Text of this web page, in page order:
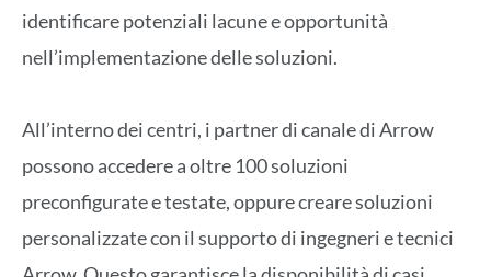
identificare potenziali lacune e opportunità
nell’implementazione delle soluzioni.
All’interno dei centri, i partner di canale di Arrow
possono accedere a oltre 100 soluzioni
preconfigurate e testate, oppure creare soluzioni
personalizzate con il supporto di ingegneri e tecnici